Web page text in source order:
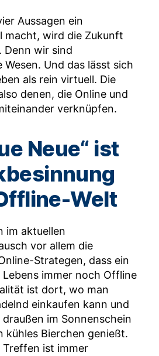
Aussagen ein
macht, wird die Zukunft
Denn wir sind
Wesen. Und das lässt sich
als rein virtuell. Die
denen, die Online und
verknüpfen.
Neue“ ist
Welt
im aktuellen
vor allem die
Strategen, dass ein
Lebens immer noch Offline
ist dort, wo man
einkaufen kann und
im Sonnenschein
kühles Bierchen genießt.
Treffen ist immer